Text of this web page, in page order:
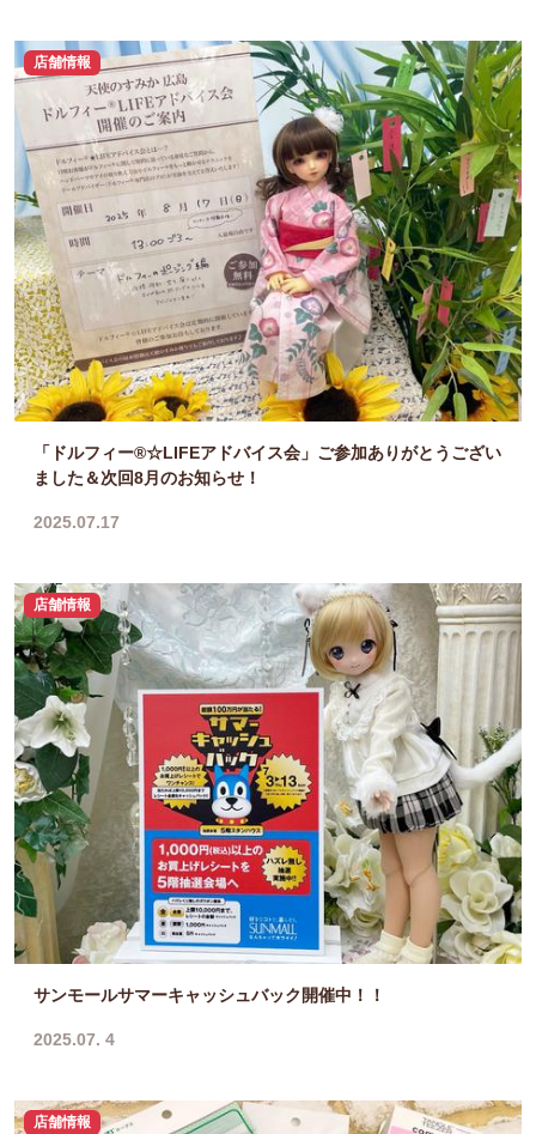
店舗情報
「ドルフィー®☆LIFEアドバイス会」ご参加ありがとうござい
ました＆次回8月のお知らせ！
2025.07.17
店舗情報
サンモールサマーキャッシュバック開催中！！
2025.07. 4
店舗情報